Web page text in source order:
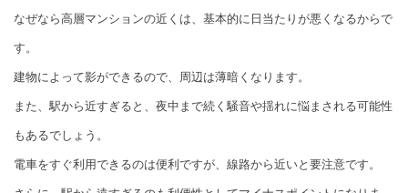
なぜなら高層マンションの近くは、基本的に日当たりが悪くなるからで
す。
建物によって影ができるので、周辺は薄暗くなります。
また、駅から近すぎると、夜中まで続く騒音や揺れに悩まされる可能性
もあるでしょう。
電車をすぐ利用できるのは便利ですが、線路から近いと要注意です。